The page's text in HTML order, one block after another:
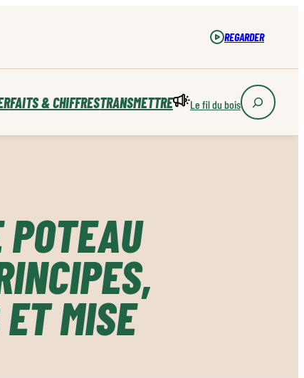
REGARDER
FAITS & CHIFFRESTRANSMETTRE Le fil du bois
MISE